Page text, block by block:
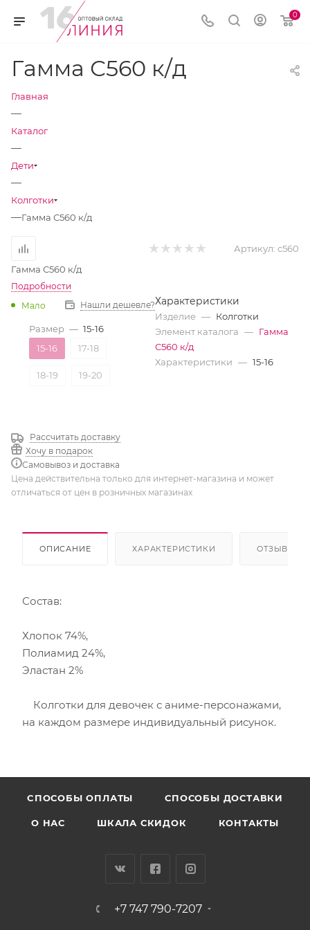
0
Гамма С560 к/д
Главная
—
Каталог
—
Дети
—
Колготки
—Гамма С560 к/д
Артикул: с560
Гамма С560 к/д
Подробности
Мало
Нашли дешевле?
Размер — 15-16
15-16
17-18
18-19 19-20
Рассчитать доставку
Хочу в подарок
Самовывоз и доставка
Характеристики
Изделие — Колготки
Элемент каталога — Гамма
С560 к/д
Характеристики — 15-16
Цена действительна только для интернет-магазина и может
отличаться от цен в розничных магазинах
ОПИСАНИЕ ХАРАКТЕРИСТИКИ ОТЗЫВЫ
Состав:
Хлопок 74%,
Полиамид 24%,
Эластан 2%
Колготки для девочек с аниме-персонажами,
на каждом размере индивидуальный рисунок.
CПОСОБЫ ОПЛАТЫ СПОСОБЫ ДОСТАВКИ
О НАС ШКАЛА СКИДОК КОНТАКТЫ
+7 747 790-7207